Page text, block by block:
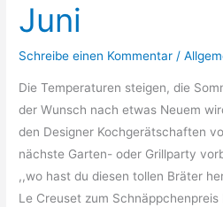
Juni
Schreibe einen Kommentar /
Die Temperaturen steigen, die
der Wunsch nach etwas Neuem
den Designer Kochgerätschaften
nächste Garten- oder Grillparty
,,wo hast du diesen tollen Bräter
Le Creuset zum